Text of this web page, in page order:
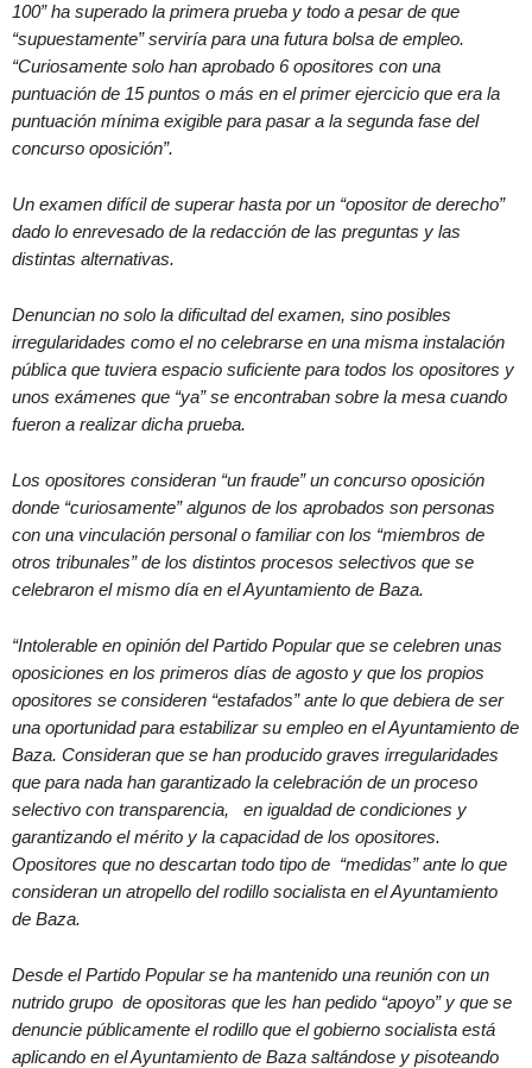
100” ha superado la primera prueba y todo a pesar de que
“supuestamente” serviría para una futura bolsa de empleo.
“Curiosamente solo han aprobado 6 opositores con una
puntuación de 15 puntos o más en el primer ejercicio que era la
puntuación mínima exigible para pasar a la segunda fase del
concurso oposición”.
Un examen difícil de superar hasta por un “opositor de derecho”
dado lo enrevesado de la redacción de las preguntas y las
distintas alternativas.
Denuncian no solo la dificultad del examen, sino posibles
irregularidades como el no celebrarse en una misma instalación
pública que tuviera espacio suficiente para todos los opositores y
unos exámenes que “ya” se encontraban sobre la mesa cuando
fueron a realizar dicha prueba.
Los opositores consideran “un fraude” un concurso oposición
donde “curiosamente” algunos de los aprobados son personas
con una vinculación personal o familiar con los “miembros de
otros tribunales” de los distintos procesos selectivos que se
celebraron el mismo día en el Ayuntamiento de Baza.
“Intolerable en opinión del Partido Popular que se celebren unas
oposiciones en los primeros días de agosto y que los propios
opositores se consideren “estafados” ante lo que debiera de ser
una oportunidad para estabilizar su empleo en el Ayuntamiento de
Baza. Consideran que se han producido graves irregularidades
que para nada han garantizado la celebración de un proceso
selectivo con transparencia, en igualdad de condiciones y
garantizando el mérito y la capacidad de los opositores.
Opositores que no descartan todo tipo de “medidas” ante lo que
consideran un atropello del rodillo socialista en el Ayuntamiento
de Baza.
Desde el Partido Popular se ha mantenido una reunión con un
nutrido grupo de opositoras que les han pedido “apoyo” y que se
denuncie públicamente el rodillo que el gobierno socialista está
aplicando en el Ayuntamiento de Baza saltándose y pisoteando